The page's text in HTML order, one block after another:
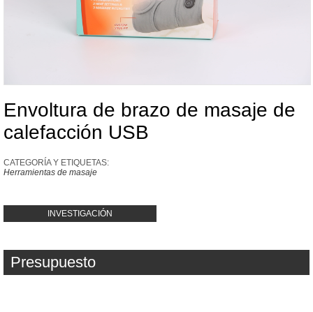
Envoltura de brazo de masaje de
calefacción USB
CATEGORÍA Y ETIQUETAS:
Herramientas de masaje
INVESTIGACIÓN
Presupuesto